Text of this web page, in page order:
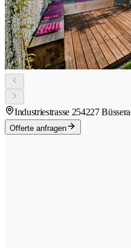
Industriestrasse 254227
Offerte anfragen